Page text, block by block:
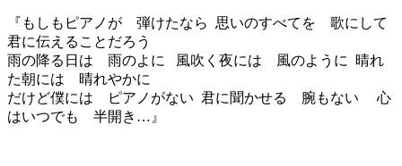
『もしもピアノが 弾けたなら 思いのすべてを 歌にして
君に伝えることだろう
雨の降る日は 雨のよに 風吹く夜には 風のように 晴れ
た朝には 晴れやかに
だけど僕には ピアノがない 君に聞かせる 腕もない 心
はいつでも 半開き…』